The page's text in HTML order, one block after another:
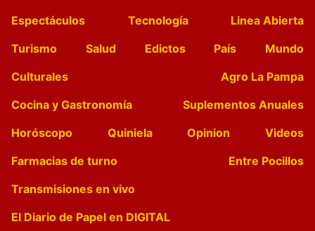
Espectáculos
Tecnología
Linea Abierta
Turismo
Salud Edictos País
Mundo
Culturales
Agro La Pampa
Cocina y Gastronomía
Suplementos Anuales
Horóscopo
Quiniela Opinion
Videos
Farmacias de turno
Entre Pocillos
Transmisiones en vivo
El Diario de Papel en DIGITAL